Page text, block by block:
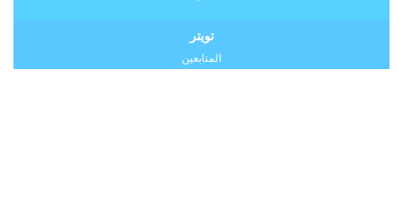
تويتر
المتابعين